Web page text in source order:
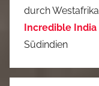
durch Westafrika
Incredible India
Südindien